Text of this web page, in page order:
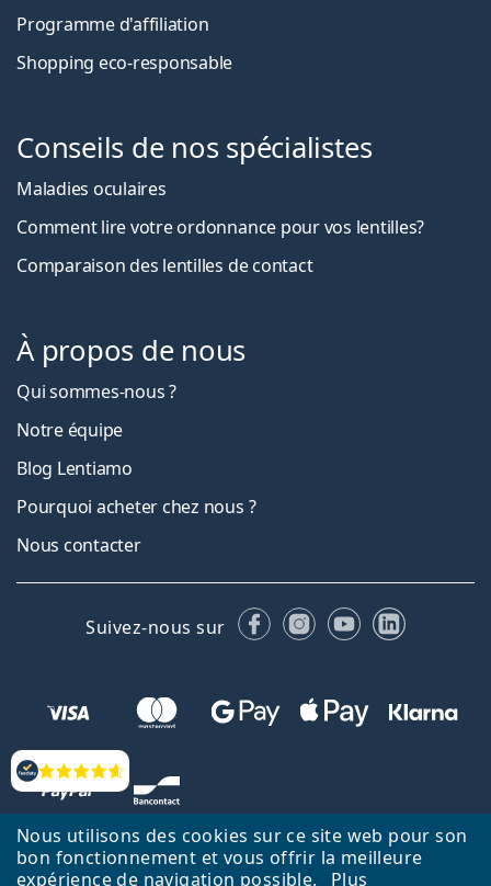
Nous utilisons des cookies sur ce site web pour son
bon fonctionnement et vous offrir la meilleure
expérience de navigation possible.
Plus
Évaluation
Programme d'affiliation
Shopping eco-responsable
Conseils de nos spécialistes
Maladies oculaires
Comment lire votre ordonnance pour vos lentilles?
Comparaison des lentilles de contact
À propos de nous
Qui sommes-nous ?
Notre équipe
Blog Lentiamo
Pourquoi acheter chez nous ?
Nous contacter
Suivez-nous sur FacebookInstagram
YouTubeLinkedIn